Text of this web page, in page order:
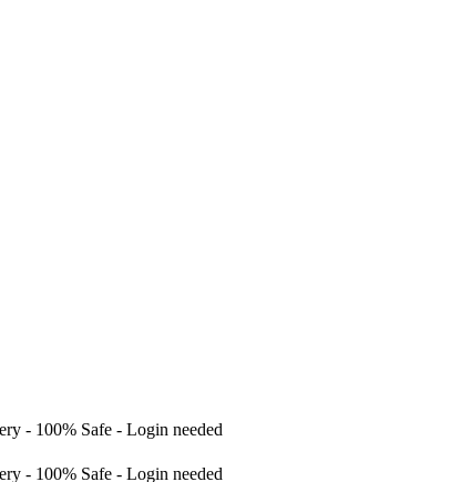
- 100% Safe - Login needed
- 100% Safe - Login needed